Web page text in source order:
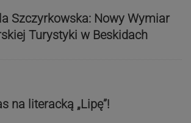
Szczyrkowska: Nowy Wymiar
Turystyki w Beskidach
na literacką „Lipę”!